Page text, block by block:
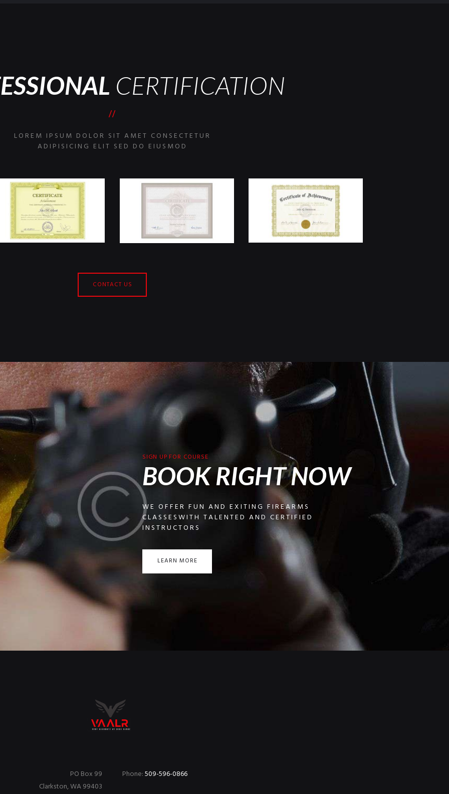
CERTIFICATION
LOREM IPSUM DOLOR SIT AMET CONSECTETUR
ADIPISICING ELIT SED DO EIUSMOD
CONTACT US
SIGN UP FOR COURSE
BOOK RIGHT NOW
WE OFFER FUN AND EXITING FIREARMS
CLASSESWITH TALENTED AND CERTIFIED
INSTRUCTORS
LEARN MORE
Phone:509-596-0866
PO Box 99
Clarkston, WA 99403